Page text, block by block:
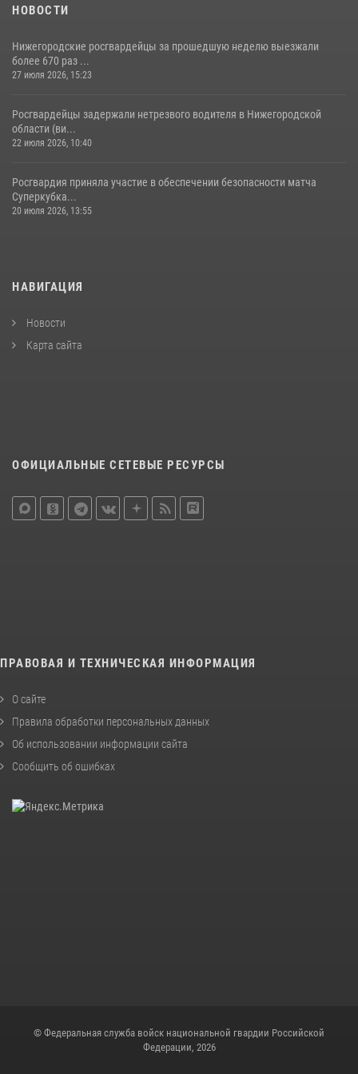
НОВОСТИ
Нижегородские росгвардейцы за прошедшую неделю выезжали
более 670 раз ...
27 июля 2026, 15:23
Росгвардейцы задержали нетрезвого водителя в Нижегородской
области (ви...
22 июля 2026, 10:40
Росгвардия приняла участие в обеспечении безопасности матча
Суперкубка...
20 июля 2026, 13:55
НАВИГАЦИЯ
Новости
Карта сайта
ОФИЦИАЛЬНЫЕ СЕТЕВЫЕ РЕСУРСЫ
ПРАВОВАЯ И ТЕХНИЧЕСКАЯ ИНФОРМАЦИЯ
О сайте
Правила обработки персональных данных
Об использовании информации сайта
Сообщить об ошибках
© Федеральная служба войск национальной гвардии Российской
Федерации, 2026